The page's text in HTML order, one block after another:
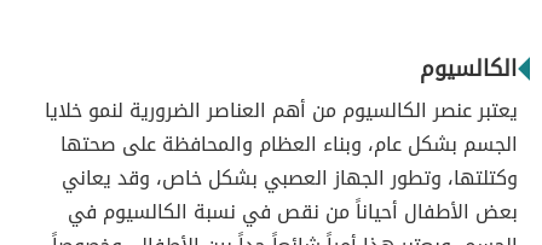
الكالسيوم
يعتبر عنصر الكالسيوم من أهم العناصر الضرورية لنمو خلايا
الجسم بشكل عام، وبناء العظام والمحافظة على صحتها
وكتلتها، وتطور الجهاز العصبي بشكل خاص، وقد يعاني
بعض الأطفال أحياناً من نقص في نسبة الكالسيوم في